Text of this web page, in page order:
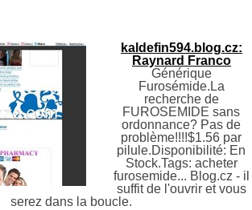
kaldefin594.blog.cz:
Raynard Franco
Générique
Furosémide.La
recherche de
FUROSEMIDE sans
ordonnance? Pas de
problème!!!!$1.56 par
pilule.Disponibilité: En
Stock.Tags: acheter
furosemide... Blog.cz - il
suffit de l'ouvrir et vous
serez dans la boucle.